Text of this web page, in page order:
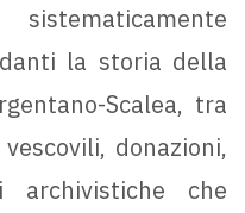
la storia della
Scalea, tra
donazioni,
che